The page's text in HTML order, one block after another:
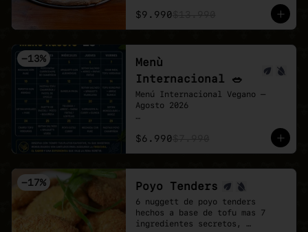
- Carne vegetal sazonada estilo
mexicano, pimentón tatemado,
jalapeño encurtido y un shot de
$9.990
-13%
Menù
Internacional 🥗
Menú Internacional Vegano —
Agosto 2026
diferente inspirado en sabores
Veganmobile 💚
Todos nuestros almuerzos
incluyen ensalada mixta fresca,
pan horneado y nuestro clásico
pebre casero.
$6.990
-17% Poyo Tenders
6 nuggett de poyo tenders
hechos a base de tofu mas 7
ingredientes secretos,